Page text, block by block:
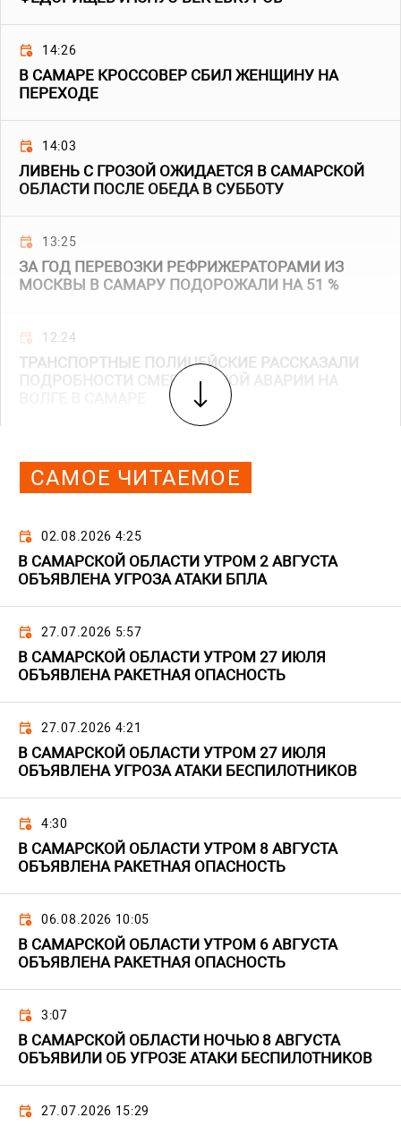
14:26
В САМАРЕ КРОССОВЕР СБИЛ ЖЕНЩИНУ НА
ПЕРЕХОДЕ
14:03
ЛИВЕНЬ С ГРОЗОЙ ОЖИДАЕТСЯ В САМАРСКОЙ
ОБЛАСТИ ПОСЛЕ ОБЕДА В СУББОТУ
13:25
ЗА ГОД ПЕРЕВОЗКИ РЕФРИЖЕРАТОРАМИ ИЗ
МОСКВЫ В САМАРУ ПОДОРОЖАЛИ НА 51 %
12:24
ТРАНСПОРТНЫЕ ПОЛИЦЕЙСКИЕ РАССКАЗАЛИ
ПОДРОБНОСТИ СМЕРТЕЛЬНОЙ АВАРИИ НА
САМОЕ ЧИТАЕМОЕ
02.08.2026 4:25
В САМАРСКОЙ ОБЛАСТИ УТРОМ 2 АВГУСТА
ОБЪЯВЛЕНА УГРОЗА АТАКИ БПЛА
27.07.2026 5:57
В САМАРСКОЙ ОБЛАСТИ УТРОМ 27 ИЮЛЯ
ОБЪЯВЛЕНА РАКЕТНАЯ ОПАСНОСТЬ
27.07.2026 4:21
В САМАРСКОЙ ОБЛАСТИ УТРОМ 27 ИЮЛЯ
ОБЪЯВЛЕНА УГРОЗА АТАКИ БЕСПИЛОТНИКОВ
4:30
В САМАРСКОЙ ОБЛАСТИ УТРОМ 8 АВГУСТА
ОБЪЯВЛЕНА РАКЕТНАЯ ОПАСНОСТЬ
06.08.2026 10:05
В САМАРСКОЙ ОБЛАСТИ УТРОМ 6 АВГУСТА
ОБЪЯВЛЕНА РАКЕТНАЯ ОПАСНОСТЬ
3:07
В САМАРСКОЙ ОБЛАСТИ НОЧЬЮ 8 АВГУСТА
ОБЪЯВИЛИ ОБ УГРОЗЕ АТАКИ БЕСПИЛОТНИКОВ
27.07.2026 15:29